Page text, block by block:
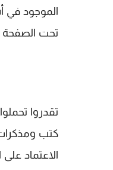
الموجود في
تحت الصفحة
تقدروا
كتب ومذكرات